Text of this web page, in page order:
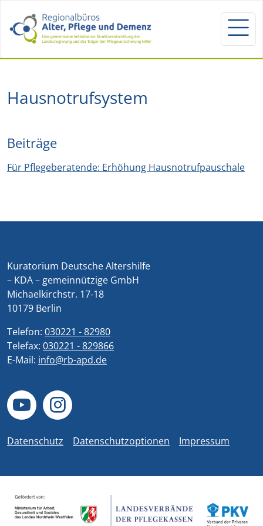
Hausnotrufsystem
Beiträge
Für Pflegeberatende: Erhöhung Hausnotrufpauschale
Kuratorium Deutsche Altershilfe
– KDA – gemeinnützige GmbH
Michaelkirchstr. 17-18
10179 Berlin
Telefon: 030221 - 82980
Telefax: 030221 - 829866
E-Mail: info@rb-apd.de
Datenschutz Datenschutzoptionen Impressum